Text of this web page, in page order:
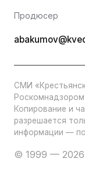
Продюсер
СМИ
Копирование и
разрешается
информации —
© 1999 — 2026